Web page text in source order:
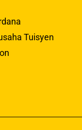
Tuisyen